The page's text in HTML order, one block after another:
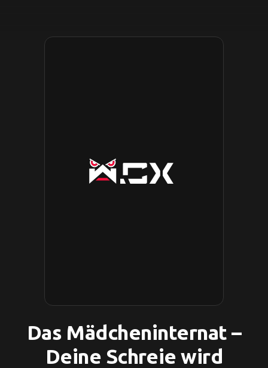
Das Mädcheninternat –
Deine Schreie wird